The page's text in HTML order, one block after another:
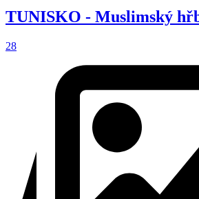
TUNISKO - Muslimský
28